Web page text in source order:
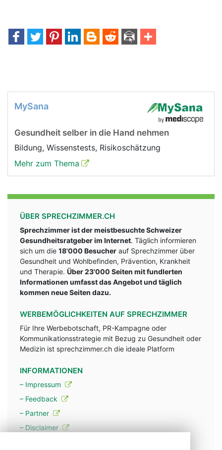
MySana
Gesundheit selber in die Hand nehmen
Bildung, Wissenstests, Risikoschätzung
Mehr zum Thema
ÜBER SPRECHZIMMER.CH
Sprechzimmer ist der meistbesuchte Schweizer
Gesundheitsratgeber im Internet. Täglich informieren
sich um die 18'000 Besucher auf Sprechzimmer über
Gesundheit und Wohlbefinden, Prävention, Krankheit
und Therapie. Über 23'000 Seiten mit fundlerten
Informationen umfasst das Angebot und täglich
kommen neue Seiten dazu.
WERBEMÖGLICHKEITEN AUF SPRECHZIMMER
Für Ihre Werbebotschaft, PR-Kampagne oder
Kommunikationsstrategie mit Bezug zu Gesundheit oder
Medizin ist sprechzimmer.ch die ideale Platform
INFORMATIONEN
– Impressum
– Feedback
– Partner
– Disclaimer